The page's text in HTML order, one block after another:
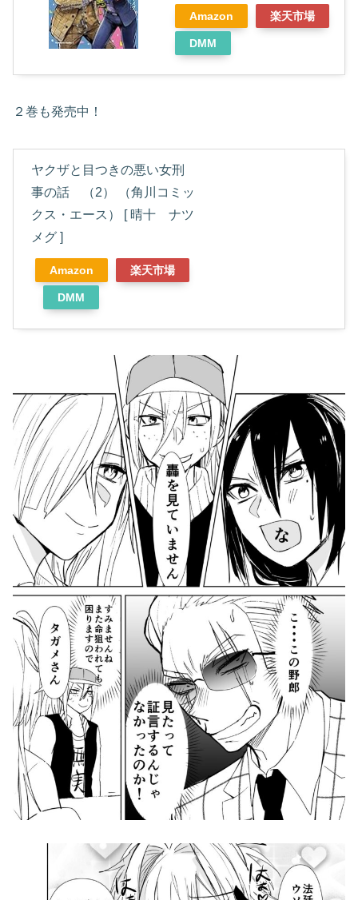
Amazon 楽天市場
DMM
２巻も発売中！
ヤクザと目つきの悪い女刑
事の話 （2） （角川コミッ
クス・エース） [ 晴十 ナツ
メグ ]
Amazon 楽天市場
DMM